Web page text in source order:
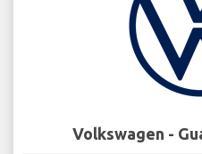
Volkswagen -